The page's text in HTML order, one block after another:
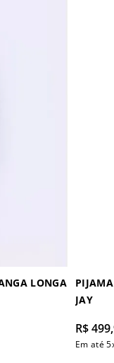
LONGA
JAY
R$499,
Em até5